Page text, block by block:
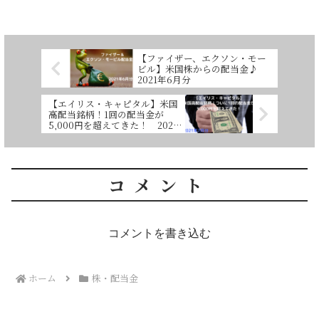
【ファイザー、エクソン・モー
ビル】米国株からの配当金♪
2021年6月分
【エイリス・キャピタル】米国
高配当銘柄！1回の配当金が
5,000円を超えてきた！ 2021
年7月分
コメント
コメントを書き込む
ホーム 株・配当金